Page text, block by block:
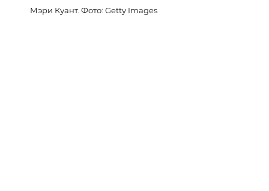
Мэри Куант. Фото: Getty Images